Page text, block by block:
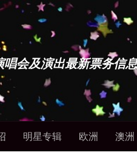
唱会及演出最新票务信息
明星专辑 欧洲 澳洲